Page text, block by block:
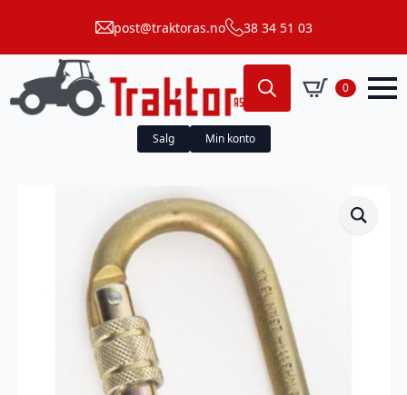
post@traktoras.no 38 34 51 03
Search
for:
0
Salg Min konto